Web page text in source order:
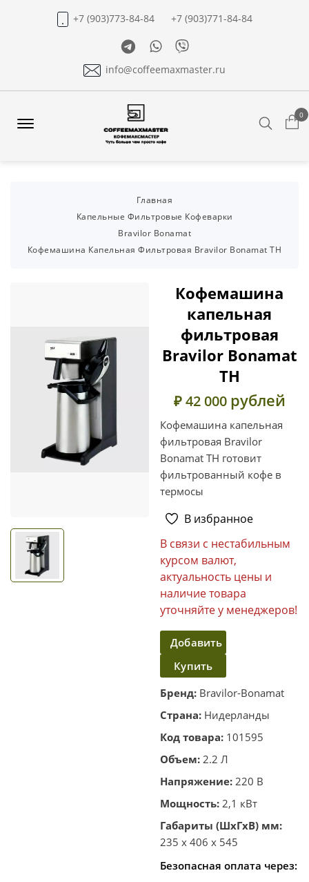
+7 (903)773-84-84
+7 (903)771-84-84
TelegramWhatsapp
Viber
info@coffeemaxmaster.ru
0
Главная
Капельные Фильтровые Кофеварки
Bravilor Bonamat
Кофемашина Капельная Фильтровая Bravilor Bonamat ТН
Кофемашина
капельная
фильтровая
Bravilor Bonamat
ТН
₽ 42 000 рублей
Кофемашина капельная
фильтровая Bravilor
Bonamat ТН готовит
фильтрованный кофе в
термосы
В избранное
В связи с нестабильным
курсом валют,
актуальность цены и
наличие товара
уточняйте у менеджеров!
Добавить
в
корзину
Купить
в один
клик
Бренд: Bravilor-Bonamat
Страна: Нидерланды
Код товара: 101595
Объем: 2.2 Л
Напряжение: 220 В
Мощность: 2,1 кВт
Габариты (ШхГхВ) мм:
235 x 406 x 545
Безопасная оплата через: